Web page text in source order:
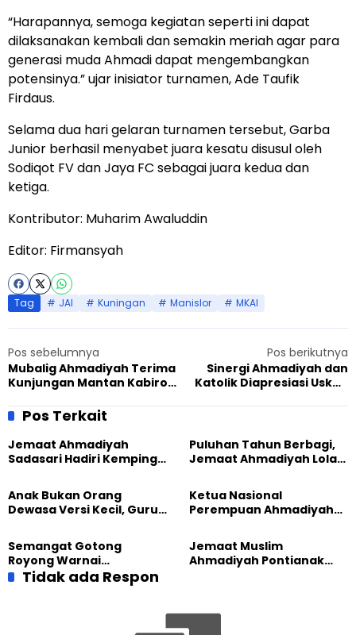
“Harapannya, semoga kegiatan seperti ini dapat
dilaksanakan kembali dan semakin meriah agar para
generasi muda Ahmadi dapat mengembangkan
potensinya.” ujar inisiator turnamen, Ade Taufik
Firdaus.
Selama dua hari gelaran turnamen tersebut, Garba
Junior berhasil menyabet juara kesatu disusul oleh
Sodiqot FV dan Jaya FC sebagai juara kedua dan
ketiga.
Kontributor: Muharim Awaluddin
Editor: Firmansyah
Tag JAI Kuningan Manislor MKAI
Pos sebelumnya
Mubalig Ahmadiyah Terima
Kunjungan Mantan Kabiro
Pos berikutnya
Sinergi Ahmadiyah dan
Katolik Diapresiasi Uskup
Pos Terkait
Jemaat Ahmadiyah
Sadasari Hadiri Kemping
Puluhan Tahun Berbagi,
Jemaat Ahmadiyah Lolak
Sembako kepada Warga
Anak Bukan Orang
Dewasa Versi Kecil, Guru
Ketua Nasional
Perempuan Ahmadiyah
Besar Universitas
Terbuka
Semangat Gotong
Royong Warnai
Pembangunan Kembali
Jemaat Muslim
Ahmadiyah Pontianak
Tidak ada Respon